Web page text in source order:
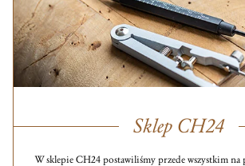
Sklep CH24
W sklepie CH24 postawiliśmy przede wszystkim